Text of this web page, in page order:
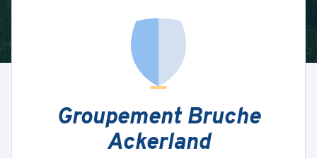
Groupement Bruche
Ackerland